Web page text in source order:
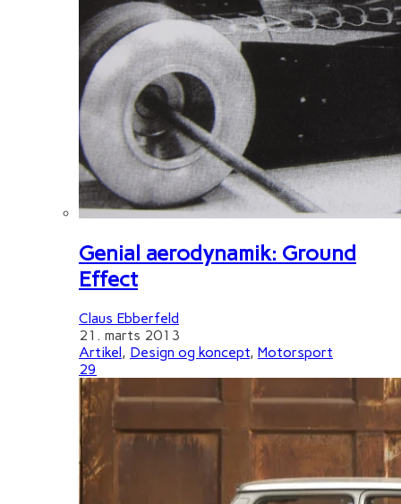
Genial aerodynamik: Ground
Effect
Claus Ebberfeld
21. marts 2013
Artikel, Design og koncept, Motorsport
29